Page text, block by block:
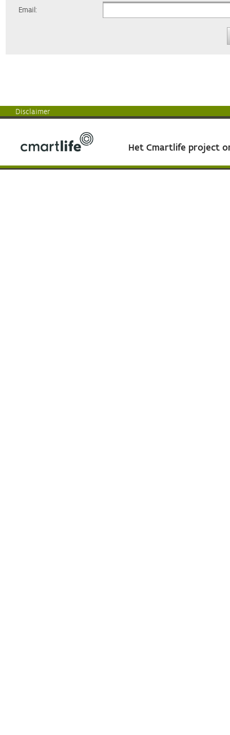
Email:
Disclaimer
Het Cmartlife project